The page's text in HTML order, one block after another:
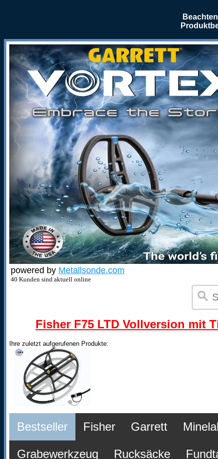
powered by Metallsonde.com
40 Kunden sind aktuell online
Fisher F75 LTD Vollversion mit
Ihre zuletzt aufgerufenen Produkte:
Bestseller Fisher Garrett
Grabewerkzeug Rucksäcke